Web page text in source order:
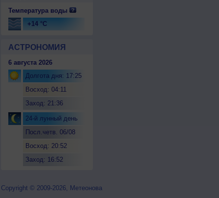
Температура воды
+14 °C
АСТРОНОМИЯ
6 августа 2026
Долгота дня: 17:25
Восход: 04:11
Заход: 21:36
24-й лунный день
Посл.четв. 06/08
Восход: 20:52
Заход: 16:52
Copyright © 2009-2026, Метеонова